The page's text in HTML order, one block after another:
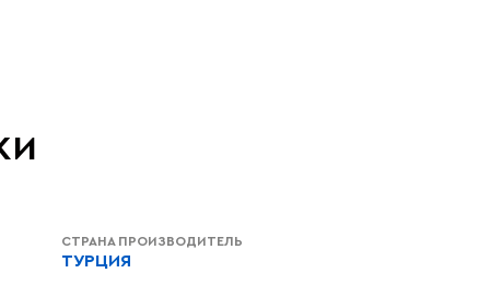
СТРАНА ПРОИЗВОДИТЕЛЬ
ТУРЦИЯ